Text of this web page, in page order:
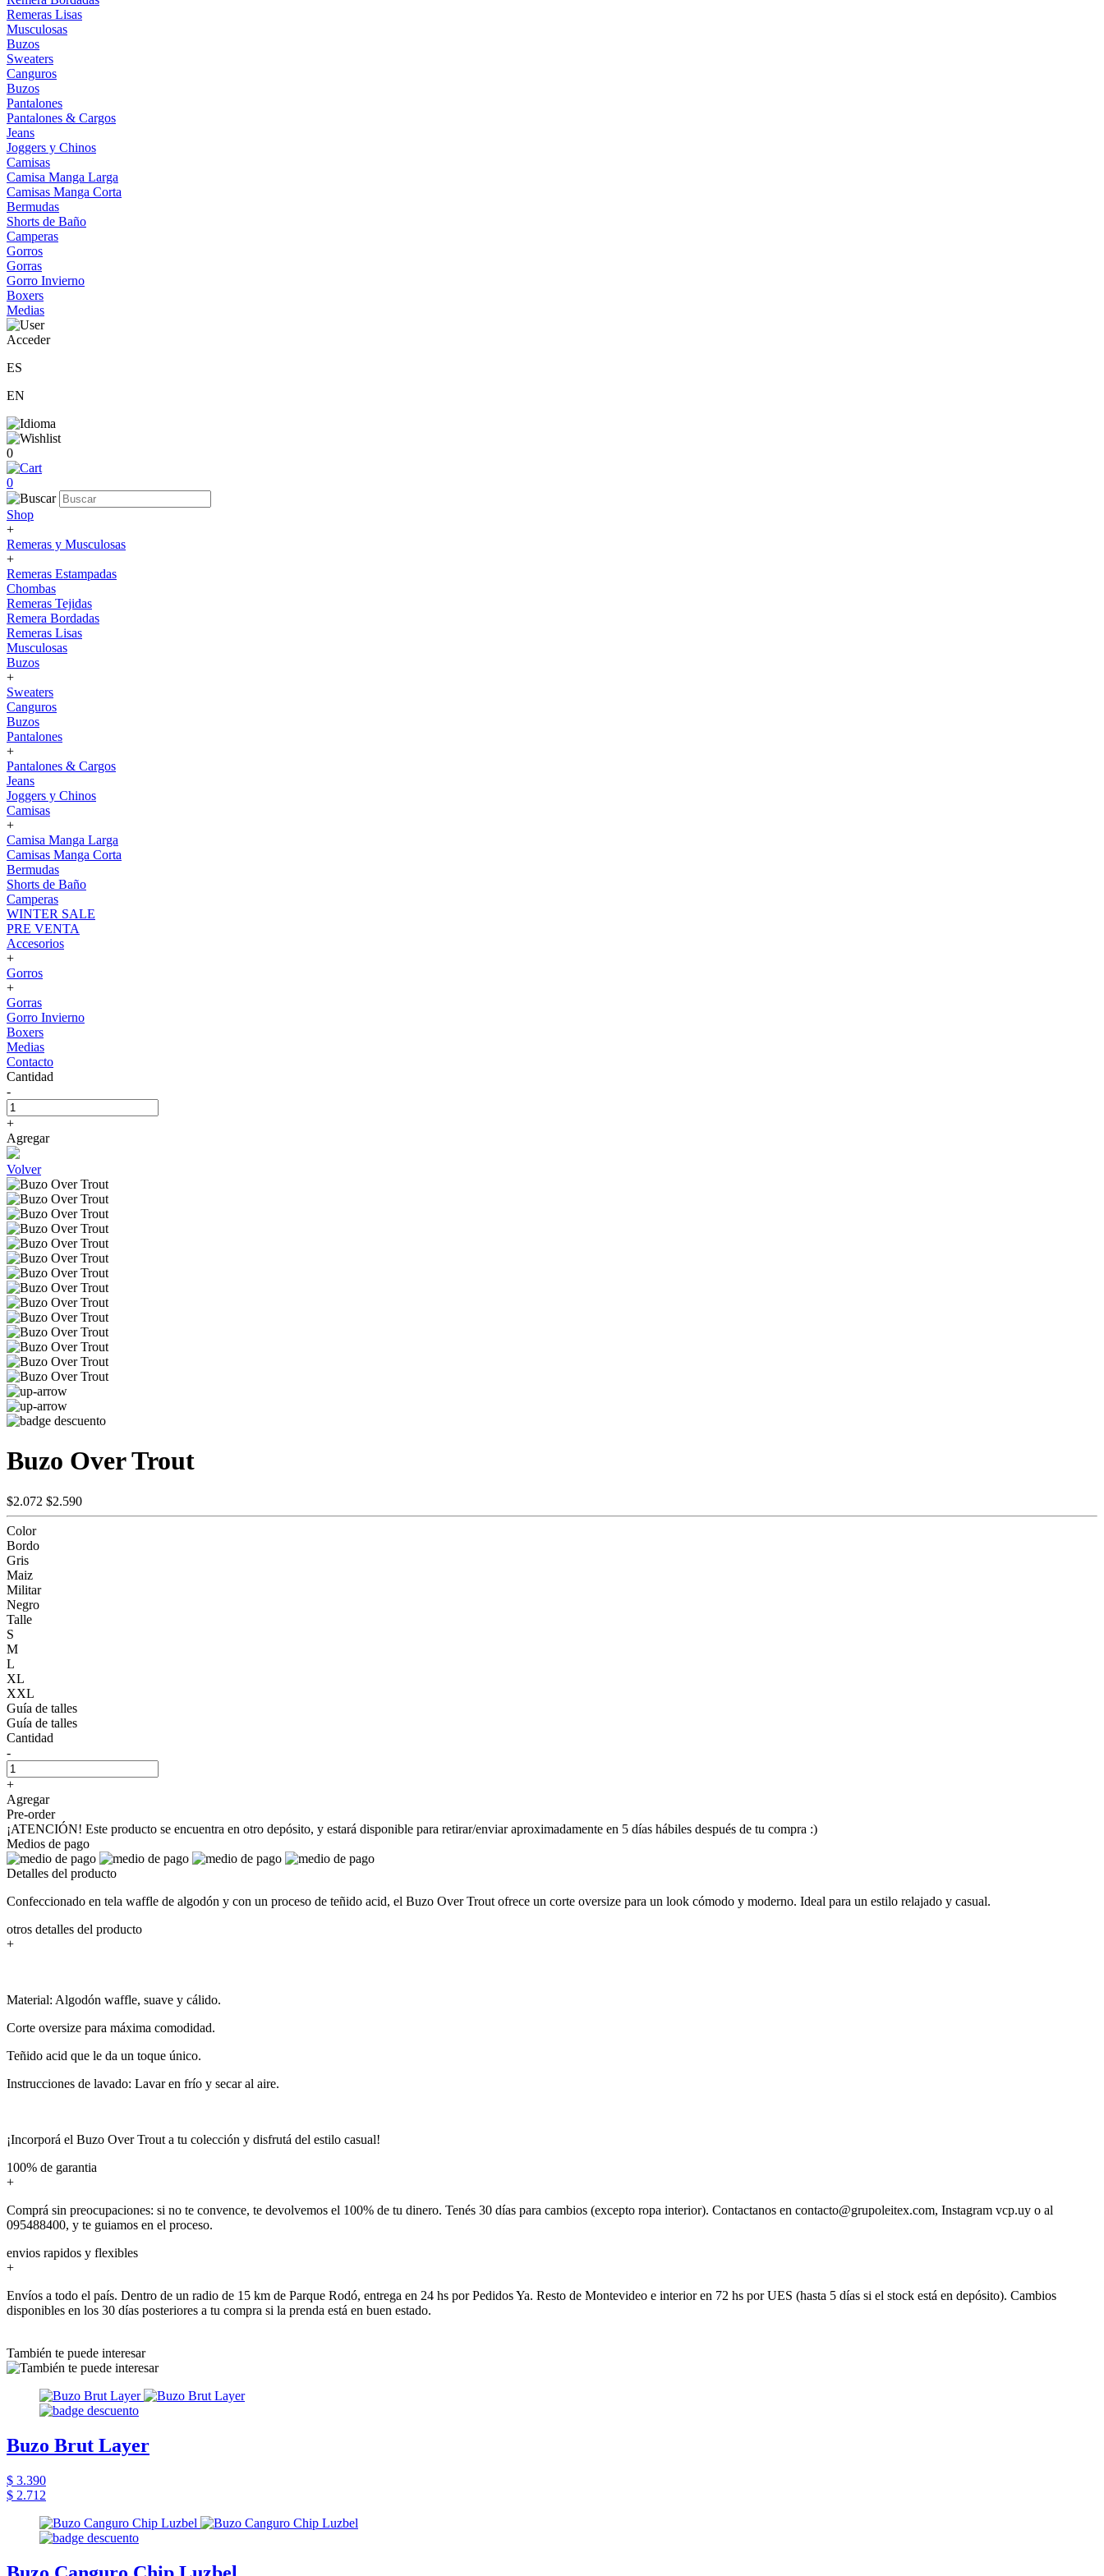
Remeras Lisas
Musculosas
Buzos
Sweaters
Canguros
Buzos
Pantalones
Pantalones & Cargos
Jeans
Joggers y Chinos
Camisas
Camisa Manga Larga
Camisas Manga Corta
Bermudas
Shorts de Baño
Camperas
Gorros
Gorras
Gorro Invierno
Boxers
Medias
Acceder
ES
EN
0
0
Shop
+
Remeras y Musculosas
+
Remeras Estampadas
Chombas
Remeras Tejidas
Remera Bordadas
Remeras Lisas
Musculosas
Buzos
+
Sweaters
Canguros
Buzos
Pantalones
+
Pantalones & Cargos
Jeans
Joggers y Chinos
Camisas
+
Camisa Manga Larga
Camisas Manga Corta
Bermudas
Shorts de Baño
Camperas
WINTER SALE
PRE VENTA
Accesorios
+
Gorros
+
Gorras
Gorro Invierno
Boxers
Medias
Contacto
Cantidad
-
+
Agregar
Volver
Buzo Over Trout
$2.072 $2.590
Color
Bordo
Gris
Maiz
Militar
Negro
Talle
S
M
L
XL
XXL
Guía de talles
Guía de talles
Cantidad
-
+
Agregar
Pre-order
¡ATENCIÓN! Este producto se encuentra en otro depósito, y estará disponible para retirar/enviar aproximadamente en 5 días hábiles después de tu compra :)
Medios de pago
Detalles del producto
Confeccionado en tela waffle de algodón y con un proceso de teñido acid, el Buzo Over Trout ofrece un corte oversize para un look cómodo y moderno. Ideal para un estilo relajado y casual.
otros detalles del producto
+
Material: Algodón waffle, suave y cálido.
Corte oversize para máxima comodidad.
Teñido acid que le da un toque único.
Instrucciones de lavado: Lavar en frío y secar al aire.
¡Incorporá el Buzo Over Trout a tu colección y disfrutá del estilo casual!
100% de garantia
+
Comprá sin preocupaciones: si no te convence, te devolvemos el 100% de tu dinero. Tenés 30 días para cambios (excepto ropa interior). Contactanos en contacto@grupoleitex.com, Instagram vcp.uy o al
095488400, y te guiamos en el proceso.
envios rapidos y flexibles
+
Envíos a todo el país. Dentro de un radio de 15 km de Parque Rodó, entrega en 24 hs por Pedidos Ya. Resto de Montevideo e interior en 72 hs por UES (hasta 5 días si el stock está en depósito). Cambios
disponibles en los 30 días posteriores a tu compra si la prenda está en buen estado.
También te puede interesar
Buzo Brut Layer
$ 3.390
$ 2.712